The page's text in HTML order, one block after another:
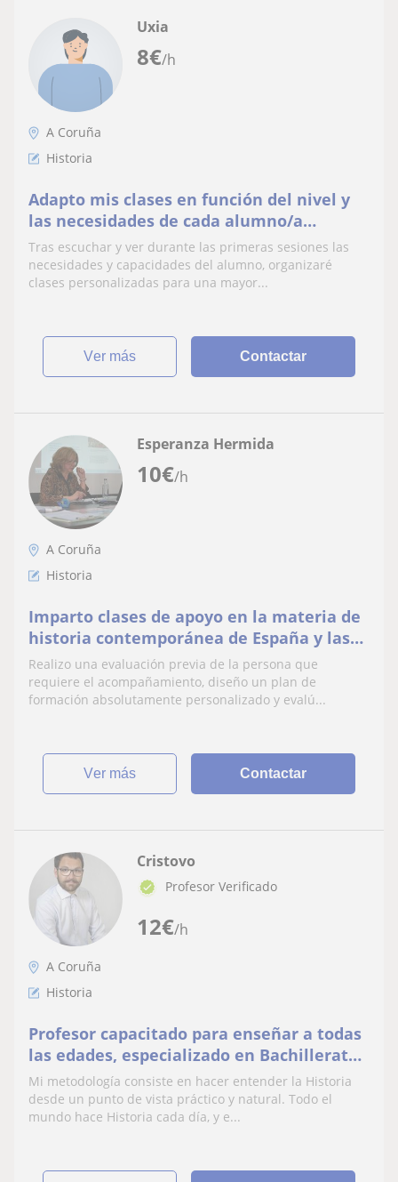
8€/h
Uxia
A Coruña
Historia
Adapto mis clases en función del nivel y
las necesidades de cada alumno/a
proporcionando todo el material
necesario para una mejor obtención de
conocimientos.
Tras escuchar y ver durante las primeras sesiones las
necesidades y capacidades del alumno, organizaré
clases personalizadas para una mayor...
ver más Contactar
10€/h
Esperanza Hermida
A Coruña
Historia
Imparto clases de apoyo en la materia de
historia contemporánea de España y las
Américas, para estudiantes de ESO y
Bachillerato.
Realizo una evaluación previa de la persona que
requiere el acompañamiento, diseño un plan de
formación absolutamente personalizado y evalú...
ver más Contactar
12€/h
Cristovo
Profesor Verificado
A Coruña
Historia
Profesor capacitado para enseñar a todas
las edades, especializado en Bachillerato
y exámenes de acceso a la universidad.
Mi metodología consiste en hacer entender la Historia
desde un punto de vista práctico y natural. Todo el
mundo hace Historia cada día, y e...